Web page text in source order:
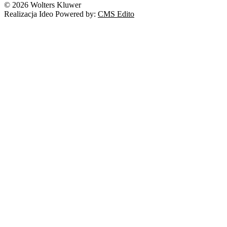
Prawo autorskie
© 2026 Wolters Kluwer
Realizacja Ideo Powered by: CMS Edito